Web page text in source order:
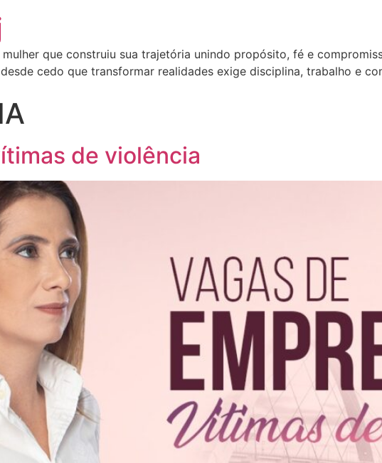
mulher que construiu sua trajetória unindo propósito, fé e
cedo que transformar realidades exige disciplina, trabalho e
de violência